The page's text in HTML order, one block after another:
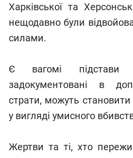
Харківської та
нещодавно були
силами.
Є вагомі
задокументовані в
страти, можуть
у вигляді умисного
Жертви та ті, хто